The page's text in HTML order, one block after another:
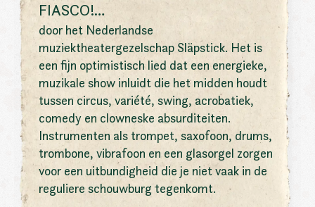
FIASCO!…
door het Nederlandse
muziektheatergezelschap Släpstick. Het is
een fijn optimistisch lied dat een energieke,
muzikale show inluidt die het midden houdt
tussen circus, variété, swing, acrobatiek,
comedy en clowneske absurditeiten.
Instrumenten als trompet, saxofoon, drums,
trombone, vibrafoon en een glasorgel zorgen
voor een uitbundigheid die je niet vaak in de
reguliere schouwburg tegenkomt.